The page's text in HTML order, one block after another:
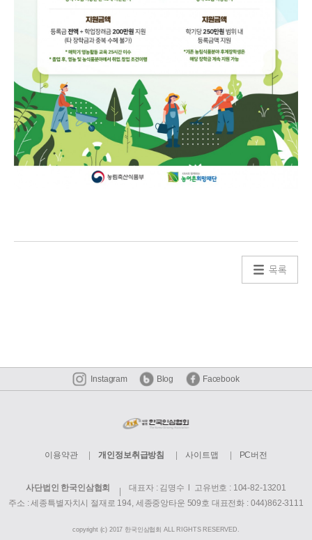
목록
Instagram Blog Facebook
이용약관 개인정보취급방침 사이트맵 PC버전
사단법인 한국인삼협회
대표자 : 김명수 l 고유번호 : 104-82-13201
주소 : 세종특별자치시 절재로 194, 세종중앙타운 509호 대표전화 : 044)862-3111
copyright (c) 2017 한국인삼협회 ALL RIGHTS RESERVED.